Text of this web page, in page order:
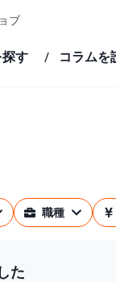
ブ
す / コラムを
職種
た